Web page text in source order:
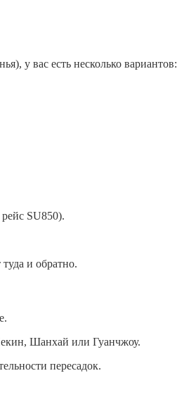
у вас есть несколько вариантов:
SU850).
туда и обратно.
Шанхай или Гуанчжоу.
пересадок.